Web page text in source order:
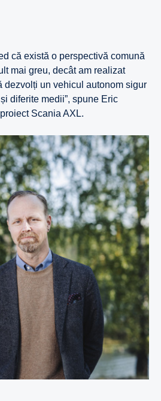
că există o perspectivă comună
mai greu, decât am realizat
dezvolți un vehicul autonom sigur
diferite medii”, spune Eric
Scania AXL.